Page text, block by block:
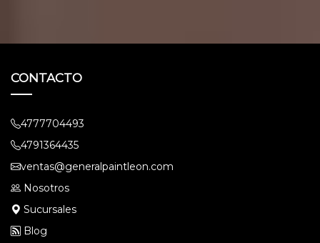
CONTACTO
4777704493
4791364435
ventas@generalpaintleon.com
Nosotros
Sucursales
Blog